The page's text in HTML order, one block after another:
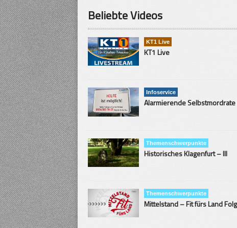
Beliebte Videos
KT1 Live
KT1 Live
Infoservice
Themenschwerpunkte
Historisches Klagenfurt – III
Themenschwerpunkte